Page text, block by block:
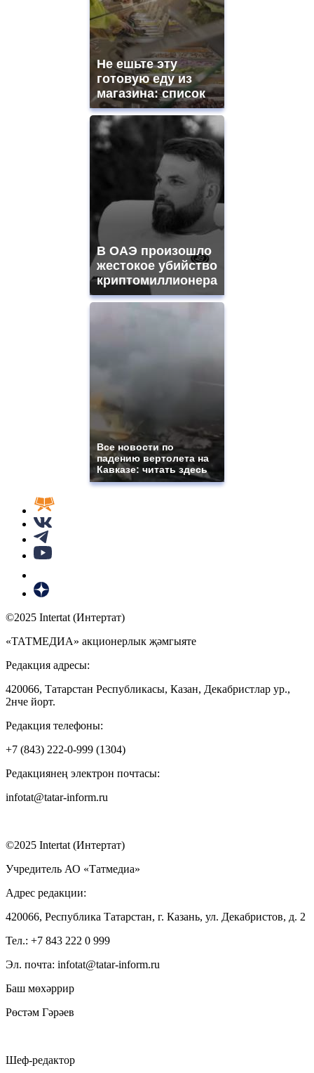
Не ешьте эту
готовую еду из
магазина: список
В ОАЭ произошло
жестокое убийство
криптомиллионера
Все новости по
падению вертолета на
Кавказе: читать здесь
©2025 Intertat (Интертат)
«ТАТМЕДИА» акционерлык җәмгыяте
Редакция адресы:
420066, Татарстан Республикасы, Казан, Декабристлар ур.,
2нче йорт.
Редакция телефоны:
+7 (843) 222-0-999 (1304)
Редакциянең электрон почтасы:
infotat@tatar-inform.ru
©2025 Intertat (Интертат)
Учредитель АО «Татмедиа»
Адрес редакции:
420066, Республика Татарстан, г. Казань, ул. Декабристов, д. 2
Тел.: +7 843 222 0 999
Эл. почта: infotat@tatar-inform.ru
Баш мөхәррир
Рөстәм Гәрәев
Шеф-редактор